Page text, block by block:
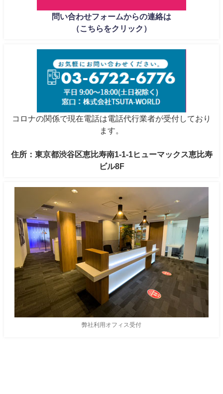
問い合わせフォームからの連絡は
（こちらをクリック）
コロナの関係で現在電話は電話代行業者が受付しており
ます。
住所：東京都渋谷区恵比寿南1-1-1ヒューマックス恵比寿
ビル8F
弊社利用オフィス受付